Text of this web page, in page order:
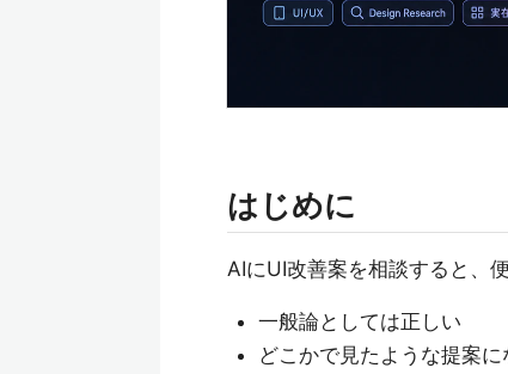
はじめに
AIにUI改善案を相談すると、
一般論としては正しい
どこかで見たような提案に